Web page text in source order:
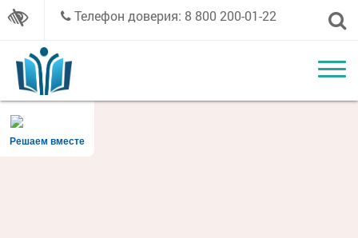
Телефон доверия: 8 800 200-01-22
Решаем вместе